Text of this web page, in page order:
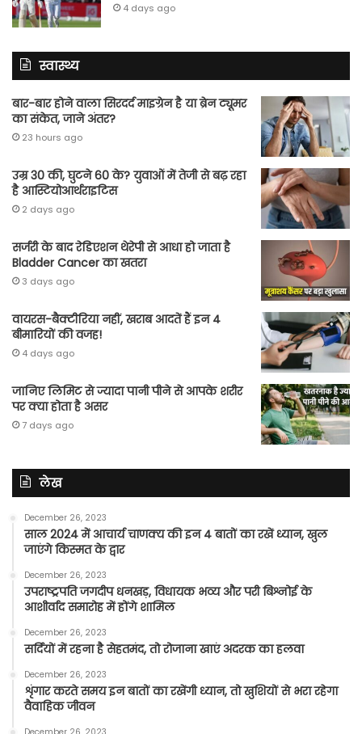
4 days ago
स्वास्थ्य
बार-बार होने वाला सिरदर्द माइग्रेन है या ब्रेन ट्यूमर
का संकेत, जाने अंतर?
23 hours ago
उम्र 30 की, घुटने 60 के? युवाओं में तेजी से बढ़ रहा
है आस्टियोआर्थराइटिस
2 days ago
सर्जरी के बाद रेडिएशन थेरेपी से आधा हो जाता है
Bladder Cancer का खतरा
3 days ago
वायरस-बैक्टीरिया नहीं, खराब आदतें हैं इन 4
बीमारियों की वजह!
4 days ago
जानिए लिमिट से ज्यादा पानी पीने से आपके शरीर
पर क्या होता है असर
7 days ago
लेख
December 26, 2023
साल 2024 में आचार्य चाणक्य की इन 4 बातों का रखें ध्यान, खुल
जाएंगे किस्मत के द्वार
December 26, 2023
उपराष्ट्रपति जगदीप धनखड़, विधायक भव्य और परी बिश्नोई के
आशीर्वाद समारोह में होंगे शामिल
December 26, 2023
सर्दियों में रहना है सेहतमंद, तो रोजाना खाएं अदरक का हलवा
December 26, 2023
शृंगार करते समय इन बातों का रखेंगी ध्यान, तो खुशियों से भरा रहेगा
वैवाहिक जीवन